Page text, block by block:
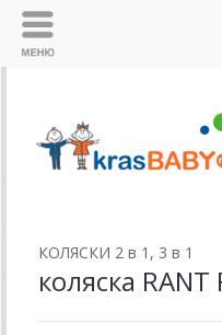
КОЛЯСКИ 2 в 1, 3 в 1
коляска RANT